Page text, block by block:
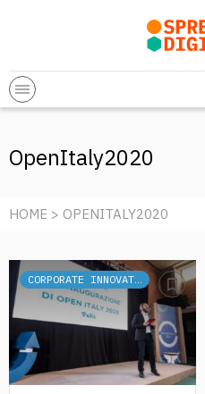
OpenItaly2020
HOME > OPENITALY2020
CORPORATE INNOVATION